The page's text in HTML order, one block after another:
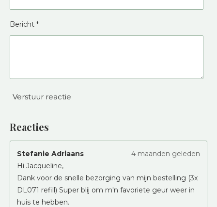
Bericht *
Verstuur reactie
Reacties
Stefanie Adriaans
4 maanden geleden
Hi Jacqueline,
Dank voor de snelle bezorging van mijn bestelling (3x
DL071 refill) Super blij om m'n favoriete geur weer in
huis te hebben.